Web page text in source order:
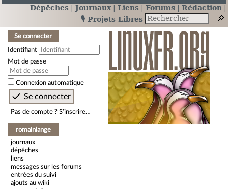
Dépêches Journaux Liens Forums
Rédaction
🎙️ Projets Libres
Se connecter
Identifiant
Mot de passe
Connexion automatique
Pas de compte ? S’inscrire…
romainlange
journaux
dépêches
liens
messages sur les forums
entrées du suivi
ajouts au wiki